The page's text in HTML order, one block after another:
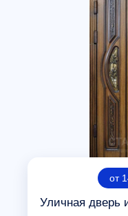
от
Уличная дверь